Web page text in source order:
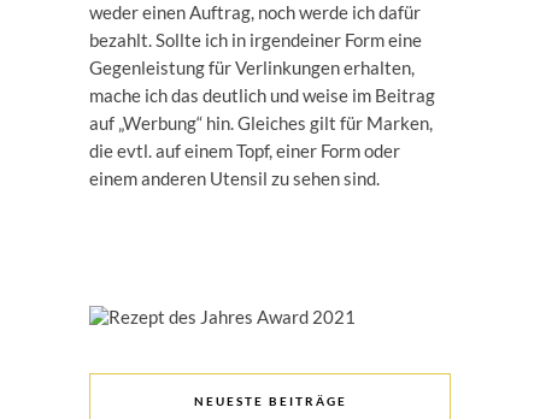
weder einen Auftrag, noch werde ich dafür
bezahlt. Sollte ich in irgendeiner Form eine
Gegenleistung für Verlinkungen erhalten,
mache ich das deutlich und weise im Beitrag
auf „Werbung“ hin. Gleiches gilt für Marken,
die evtl. auf einem Topf, einer Form oder
einem anderen Utensil zu sehen sind.
NEUESTE BEITRÄGE